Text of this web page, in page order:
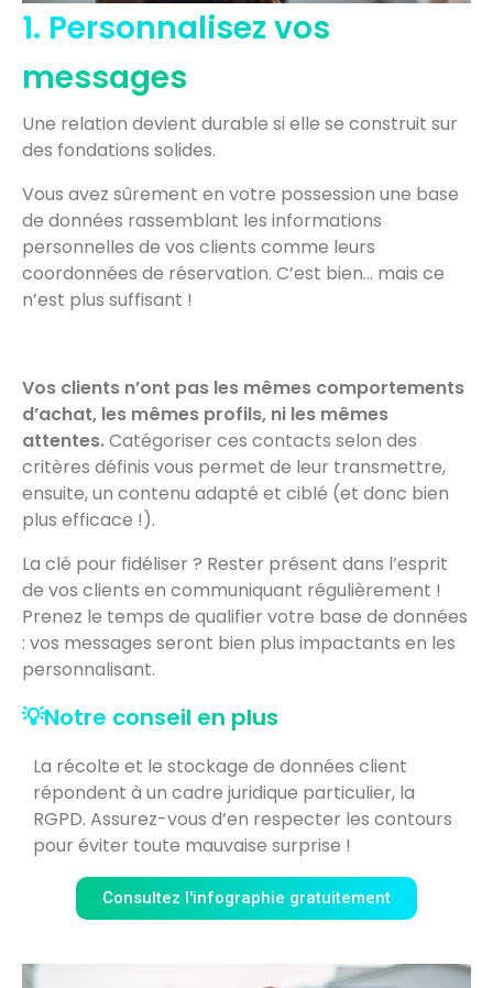
1. Personnalisez vos
messages
Une relation devient durable si elle se construit sur
des fondations solides.
Vous avez sûrement en votre possession une base
de données rassemblant les informations
personnelles de vos clients comme leurs
coordonnées de réservation. C’est bien… mais ce
n’est plus suffisant !
Vos clients n’ont pas les mêmes comportements
d’achat, les mêmes profils, ni les mêmes
attentes.Catégoriser ces contacts selon des
critères définis vous permet de leur transmettre,
ensuite, un contenu adapté et ciblé (et donc bien
plus efficace !).
La clé pour fidéliser ? Rester présent dans l’esprit
de vos clients en communiquant régulièrement !
Prenez le temps de qualifier votre base de données
: vos messages seront bien plus impactants en les
personnalisant.
💡Notre conseil en plus
La récolte et le stockage de données client
répondent à un cadre juridique particulier, la
RGPD. Assurez-vous d’en respecter les contours
pour éviter toute mauvaise surprise !
Consultez l'infographie gratuitement